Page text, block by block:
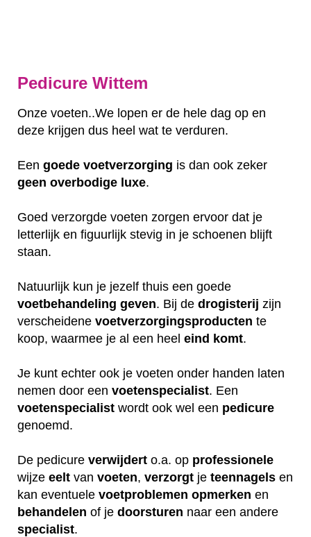
Pedicure Wittem
Onze voeten..We lopen er de hele dag op en
deze krijgen dus heel wat te verduren.
Een goede voetverzorging is dan ook zeker
geen overbodige luxe.
Goed verzorgde voeten zorgen ervoor dat je
letterlijk en figuurlijk stevig in je schoenen blijft
staan.
Natuurlijk kun je jezelf thuis een goede
voetbehandeling geven. Bij de drogisterij zijn
verscheidene voetverzorgingsproducten te
koop, waarmee je al een heel eind komt.
Je kunt echter ook je voeten onder handen laten
nemen door een voetenspecialist. Een
voetenspecialist wordt ook wel een pedicure
genoemd.
De pedicure verwijdert o.a. op professionele
wijze eelt van voeten, verzorgt je teennagels en
kan eventuele voetproblemen opmerken en
behandelen of je doorsturen naar een andere
specialist.